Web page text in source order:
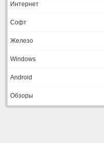
Интернет
Софт
Железо
Windows
Android
Обзоры